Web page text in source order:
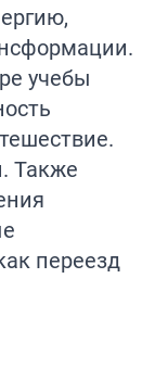
учебы
Также
переезд